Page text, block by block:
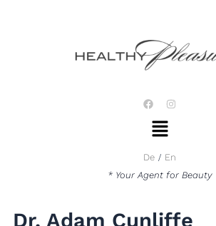
F
a
c
e
b
o
I
n
r
m
Menü
De
En
* Your Agent for Beauty
Dr. Adam Cunliffe